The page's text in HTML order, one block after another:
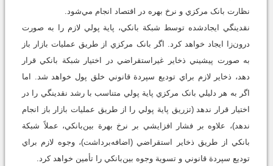
نظارت بانک مرکزي و نرخ بهره در اقتصاد انجام مي‌شود.
نقدينگي ايجادشده توسط شبکة بانکي، پاية پولي لازم را به صورت
درون‌زا ايجاد خواهد کرد. اگر بانک مرکزي از طريق عمليات بازار باز
به صورت پيشيني ذخاير غيراستقراضي در اختيار شبکة بانکي قرار
دهد، ذخاير لازم براي توديع سپردة قانوني خلق پول خواهد شد. اما
اگر به هر دليلي بانک مرکزي پاية پولي متناسب با رشد نقدينگي را در
اختيار قرار ندهد (تزريق پاية پولي را از طريق عمليات بازار باز انجام
ندهد)، علاوه بر فشار افزايشي بر نرخ بهرة بين‌بانکي، عملاً شبکة
بانکي از طريق ذخاير استقراضي (اضافه‌برداشت)، وجوه لازم براي
توديع سپردة قانوني و تسوية وجوه بين‌بانکي را تأمين خواهد کرد.